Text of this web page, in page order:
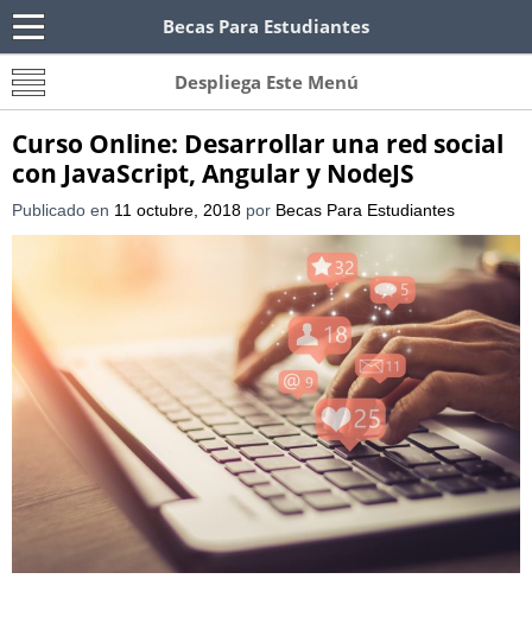
Becas Para Estudiantes
Becas Para Paraguayos
Oferta de becas para Paraguayos. Encuentra las
convocatorias y requisitos de becas para
Despliega Este Menú
Curso Online: Desarrollar una red social
con JavaScript, Angular y NodeJS
Publicado en 11 octubre, 2018 por Becas Para Estudiantes